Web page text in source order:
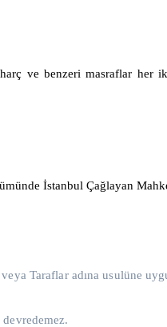
ve benzeri masraflar
İstanbul Çağlayan
Taraflar adına usulüne